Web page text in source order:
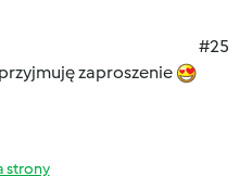
#25
zaproszenie
strony